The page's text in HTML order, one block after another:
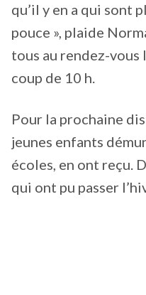
qu’il y en a qui sont
pouce », plaide
tous au rendez-vous
coup de 10 h.
Pour la prochaine
jeunes enfants
écoles, en ont reçu.
qui ont pu passer